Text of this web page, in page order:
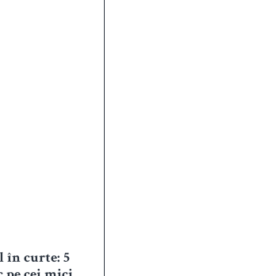
în curte: 5